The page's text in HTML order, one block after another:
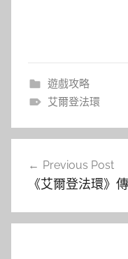
遊戲攻略
艾爾登法環
覽
Previous Post
《艾爾登法環》